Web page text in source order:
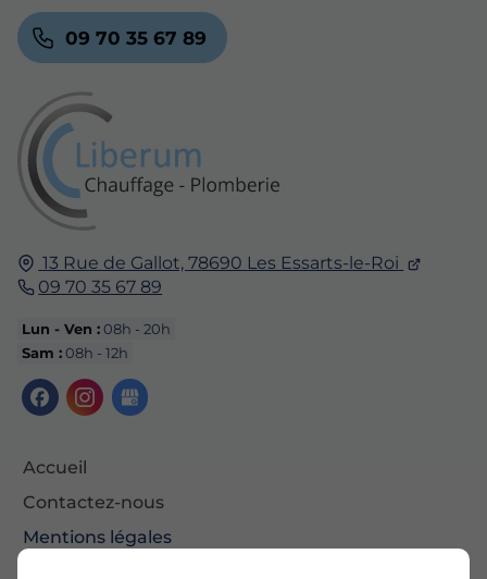
13 Rue de Gallot,78690 Les Essarts-le-Roi
09 70 35 67 89
Lun - Ven :08h - 20h
Sam :08h - 12h
Accueil
Contactez-nous
Mentions légales
09 70 35 67 89